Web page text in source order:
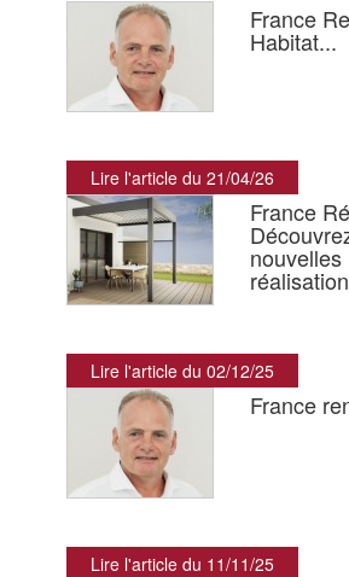
France
Habitat...
Lire l'article du 21/04/26
France
nouvelles
Lire l'article du 02/12/25
France
Lire l'article du 11/11/25